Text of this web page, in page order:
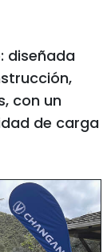
diseñada
con un
de carga